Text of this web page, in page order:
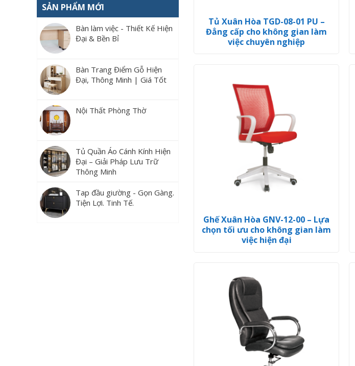
SẢN PHẨM MỚI
Bàn làm việc - Thiết Kế Hiện
Đại & Bền Bỉ
Bàn Trang Điểm Gỗ Hiện
Đại, Thông Minh | Giá Tốt
Nội Thất Phòng Thờ
Tủ Quần Áo Cánh Kính Hiện
Đại – Giải Pháp Lưu Trữ
Thông Minh
Tap đầu giường - Gọn Gàng.
Tiện Lợi. Tinh Tế.
Tủ Xuân Hòa TGD-08-01 PU –
Đẳng cấp cho không gian làm
việc chuyên nghiệp
Ghế Xuân Hòa GNV-12-00 – Lựa
chọn tối ưu cho không gian làm
việc hiện đại